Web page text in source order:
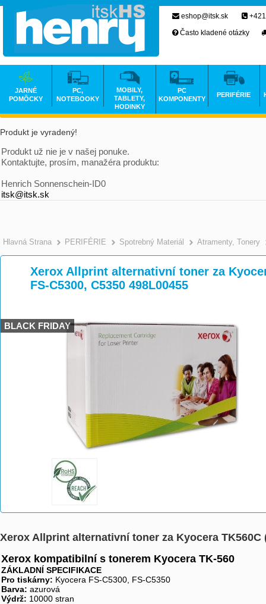
Produkt je vyradený!
Produkt už nie je v našej ponuke.
Kontaktujte, prosím, manažéra produktu:
Henrich Sonnenschein-ID0
itsk@itsk.sk
Hlavná Strana >
PERIFÉRIE >
Spotrebný Materiál >
Atramenty, Tonery
Xerox Allprint alternativní toner za
FS-C5300, C5350 498L00455
BLACK FRIDAY
Xerox Allprint alternativní toner za Kyocera TK560C
Xerox kompatibilní s tonerem Kyocera TK-560
ZÁKLADNÍ SPECIFIKACE
Pro tiskárny: Kyocera FS-C5300, FS-C5350
Barva: azurová
Výdrž: 10000 stran
eshop@itsk.sk
Často kladené otázky
JARNÉ
POMÔCKY
PC,
NOTEBOOKY
MOBILY,
TABLETY,
HODINKY
PC
KOMPONENTY
PERIFÉRIE